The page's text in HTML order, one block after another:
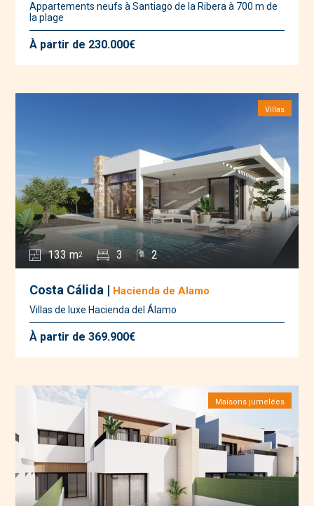
Appartements neufs à Santiago de la Ribera à 700 m de
la plage
À partir de 230.000€
133 m2 3 2
Villas
Costa Cálida | Hacienda de Alamo
Villas de luxe Hacienda del Álamo
À partir de 369.900€
Maisons jumelées